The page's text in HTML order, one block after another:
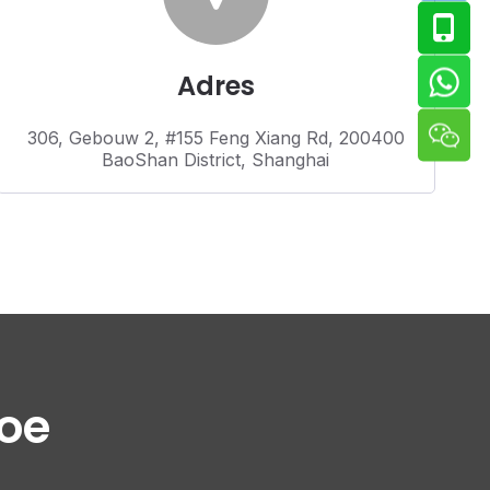
Adres
306, Gebouw 2, #155 Feng Xiang Rd, 200400
BaoShan District, Shanghai